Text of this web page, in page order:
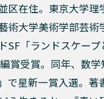
区在住。東京大学理
術大学美術学部芸術
SF「ランドスケー
賞受賞。同年、数
で星新一賞入選。著